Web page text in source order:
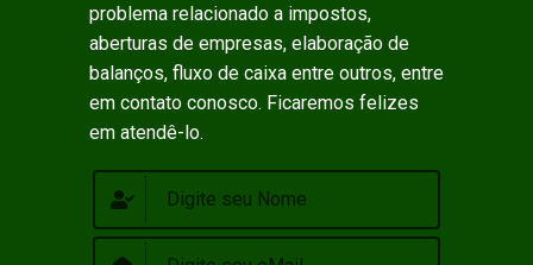
problema relacionado a impostos,
aberturas de empresas, elaboração de
balanços, fluxo de caixa entre outros, entre
em contato conosco. Ficaremos felizes
em atendê-lo.